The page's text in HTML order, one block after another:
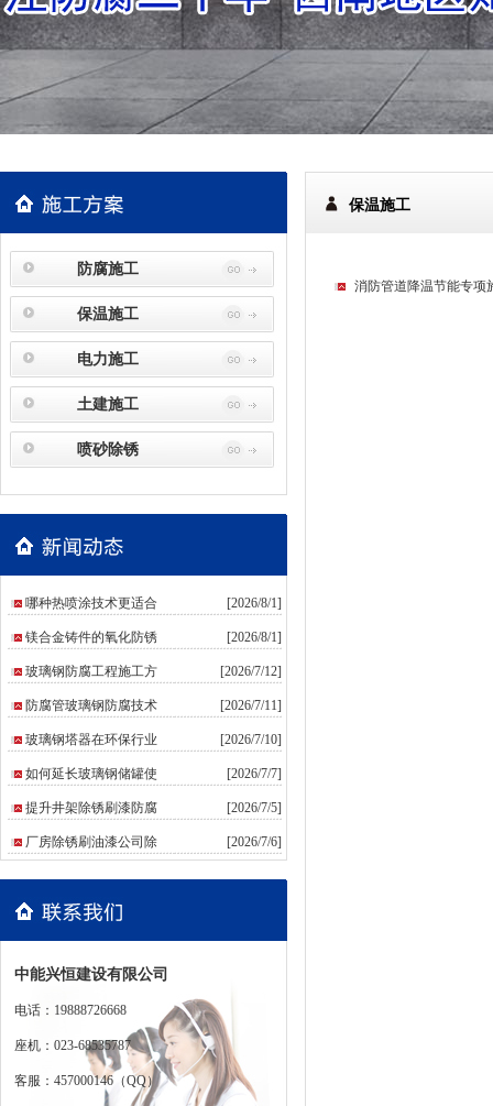
防腐施工
保温施工
电力施工
土建施工
喷砂除锈
哪种热喷涂技术更适合 [2026/8/1]
镁合金铸件的氧化防锈 [2026/8/1]
玻璃钢防腐工程施工方 [2026/7/12]
防腐管玻璃钢防腐技术 [2026/7/11]
玻璃钢塔器在环保行业 [2026/7/10]
如何延长玻璃钢储罐使 [2026/7/7]
提升井架除锈刷漆防腐 [2026/7/5]
厂房除锈刷油漆公司除 [2026/7/6]
中能兴恒建设有限公司
电话：19888726668
座机：023-68535787
客服：457000146（QQ）
保温施工
消防管道降温节能专项